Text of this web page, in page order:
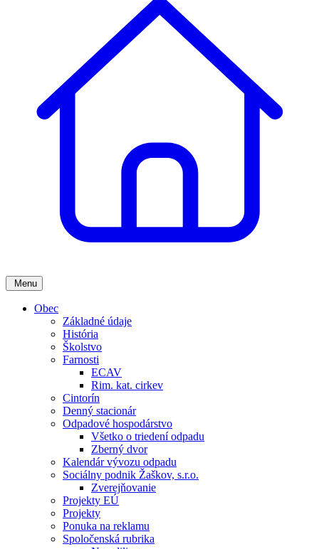
Menu
Obec
Základné údaje
História
Školstvo
Farnosti
ECAV
Rim. kat. cirkev
Cintorín
Denný stacionár
Odpadové hospodárstvo
Všetko o triedení odpadu
Zberný dvor
Kalendár vývozu odpadu
Sociálny podnik Žaškov, s.r.o.
Zverejňovanie
Projekty EÚ
Projekty
Ponuka na reklamu
Spoločenská rubrika